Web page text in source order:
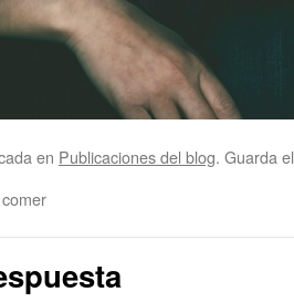
en Publicaciones del blog. Guarda